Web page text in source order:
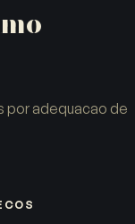
por adequacao de